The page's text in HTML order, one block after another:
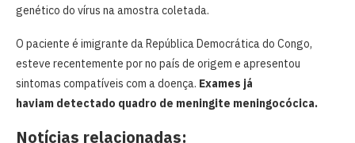
genético do vírus na amostra coletada.
O paciente é imigrante da República Democrática do Congo,
esteve recentemente por no país de origem e apresentou
sintomas compatíveis com a doença. Exames já
haviam detectado quadro de meningite meningocócica.
Notícias relacionadas: